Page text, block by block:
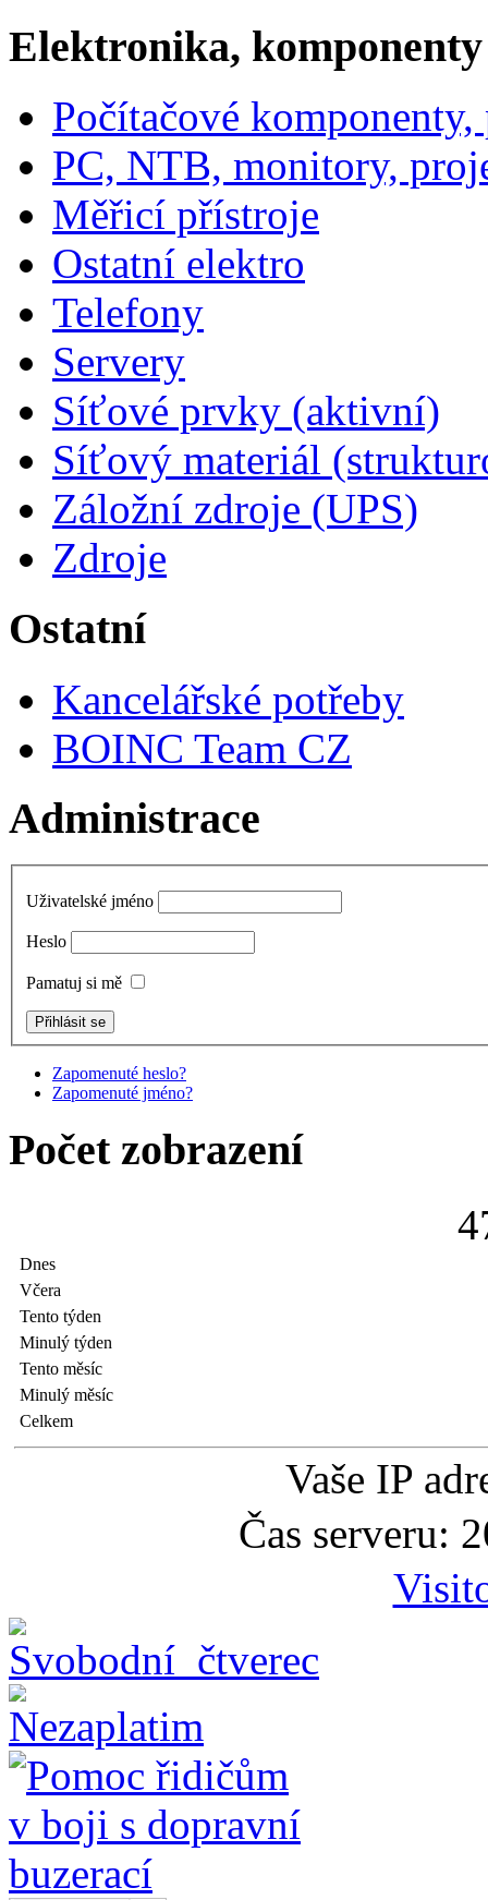
Elektronika, komponenty
Počítačové
PC, NTB, monitory,
Měřicí přístroje
Ostatní elektro
Telefony
Servery
Síťové prvky (aktivní)
Síťový materiál
Záložní zdroje (UPS)
Zdroje
Ostatní
Kancelářské potřeby
BOINC Team CZ
Administrace
Uživatelské jméno
Heslo
Pamatuj si mě
Zapomenuté heslo?
Zapomenuté jméno?
Počet zobrazení
4
Dnes
Včera
Tento týden
Minulý týden
Tento měsíc
Minulý měsíc
Celkem
Vaše IP
Čas serveru: